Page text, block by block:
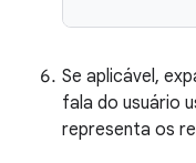
Se aplicável,
fala do usuário
representa os